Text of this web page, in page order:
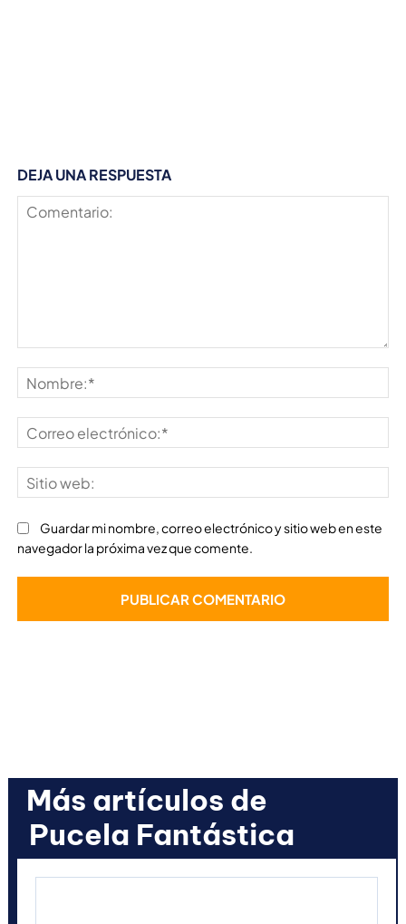
DEJA UNA RESPUESTA
Guardar mi nombre, correo electrónico y sitio web en este
navegador la próxima vez que comente.
Más artículos de
Pucela Fantástica